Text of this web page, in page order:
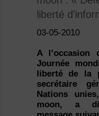
liberté
03-05-2010
A l’occasion
Journée
liberté de la
secrétaire
Nations
moon, a